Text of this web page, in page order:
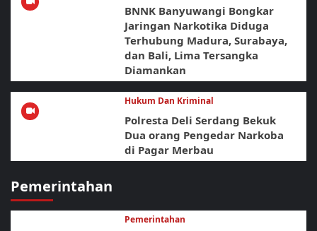
BNNK Banyuwangi Bongkar
Jaringan Narkotika Diduga
Terhubung Madura, Surabaya,
dan Bali, Lima Tersangka
Diamankan
Hukum Dan Kriminal
Polresta Deli Serdang Bekuk
Dua orang Pengedar Narkoba
di Pagar Merbau
Pemerintahan
Pemerintahan